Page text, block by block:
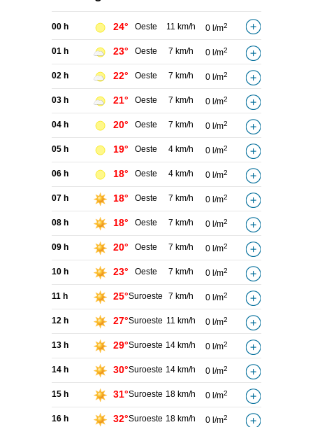
00 h 24° Oeste 11 km/h 0 l/m2
01 h 23° Oeste 7 km/h 0 l/m2
02 h 22° Oeste 7 km/h 0 l/m2
03 h 21° Oeste 7 km/h 0 l/m2
04 h 20° Oeste 7 km/h 0 l/m2
05 h 19° Oeste 4 km/h 0 l/m2
06 h 18° Oeste 4 km/h 0 l/m2
07 h 18° Oeste 7 km/h 0 l/m2
08 h 18° Oeste 7 km/h 0 l/m2
09 h 20° Oeste 7 km/h 0 l/m2
10 h 23° Oeste 7 km/h 0 l/m2
11 h 25°Suroeste 7 km/h 0 l/m2
12 h 27°Suroeste 11 km/h 0 l/m2
13 h 29°Suroeste 14 km/h 0 l/m2
14 h 30°Suroeste 14 km/h 0 l/m2
15 h 31°Suroeste 18 km/h 0 l/m2
16 h 32°Suroeste 18 km/h 0 l/m2